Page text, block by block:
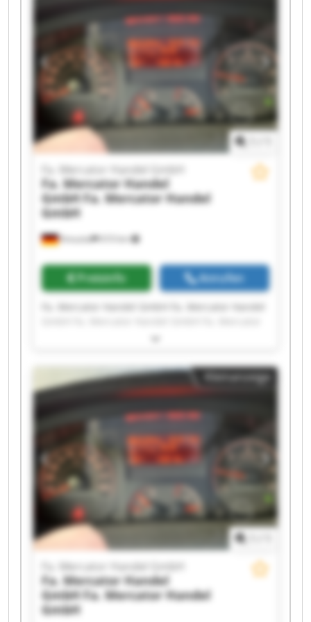
GmbH Fa. Mercator Handel GmbH Fa. Mercator
Handel GmbH Fa. Mercator Handel GmbH Fa.
Mercator Handel GmbH Fa. Mercator Handel
GmbH Fa. Mercator Handel GmbH Fa. Mercator
Handel GmbH Fa. Mercator Handel GmbH
Kreuztal 610 km
Fa. Mercator Handel GmbH
Fa. Mercator Handel
GmbHFa. Mercator Handel
GmbH
Preisinfo Anrufen
Handel GmbH Fa. Mercator Handel GmbH Fa.
GmbH Fa. Mercator Handel GmbH Fa. Mercator
Handel GmbH Fa. Mercator Handel GmbH Fa.
Mercator Handel GmbH Fa. Mercator Handel
GmbH Fa. Mercator Handel GmbH Fa. Mercator
Handel GmbH Fa. Mercator Handel GmbH Fa.
Mercator Handel GmbH Fa. Mercator Handel
GmbH Fa. Mercator Handel GmbH Fa. Mercator
Handel GmbH Fa. Mercator Handel GmbH
Kleinanzeige
Fa. Mercator Handel GmbH
Fa. Mercator Handel
GmbHFa. Mercator Handel
GmbH